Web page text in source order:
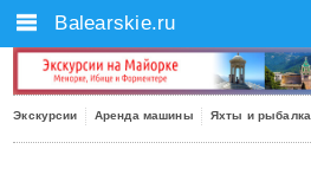
Экскурсии Аренда машины Яхты и рыбалка
Balearskie.ru